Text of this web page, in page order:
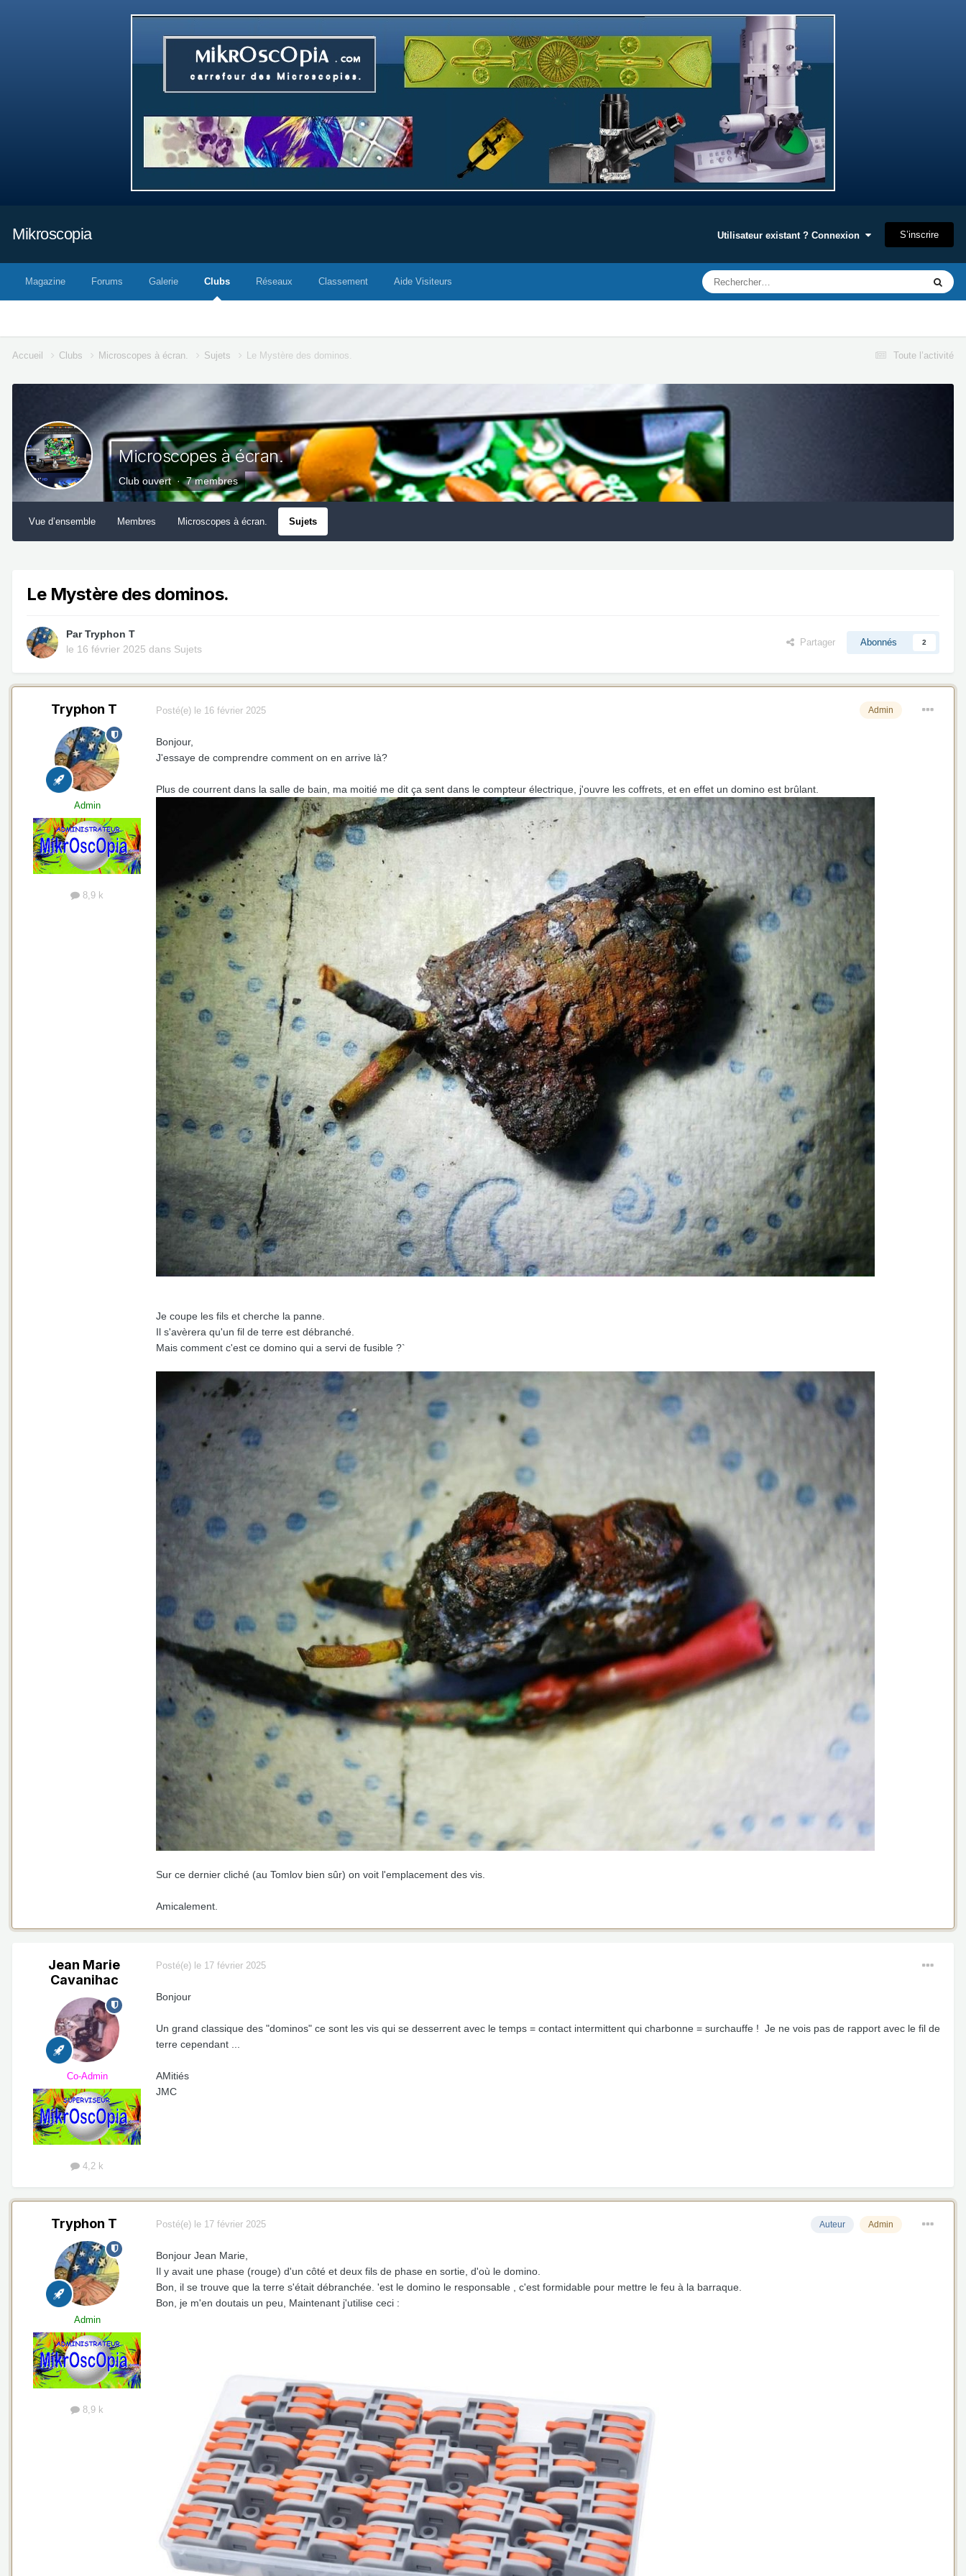
Mikroscopia Utilisateur existant ? Connexion S’inscrire
Magazine Forums Galerie Clubs Réseaux Classement Aide Visiteurs
Toute l’activité
Accueil Clubs Microscopes à écran. Sujets Le Mystère des dominos.
Microscopes à écran.
Club ouvert · 7 membres
Vue d’ensemble Membres Microscopes à écran. Sujets
Le Mystère des dominos.
ParTryphon T
le 16 février 2025 dans Sujets
Partager Abonnés 2
Tryphon T
Admin
8,9 k
Admin
Posté(e) le 16 février 2025
Bonjour,
J'essaye de comprendre comment on en arrive là?
Plus de courrent dans la salle de bain, ma moitié me dit ça sent dans le compteur électrique, j'ouvre les coffrets, et en effet un domino est brûlant.
Je coupe les fils et cherche la panne.
Il s'avèrera qu'un fil de terre est débranché.
Mais comment c'est ce domino qui a servi de fusible ?`
Sur ce dernier cliché (au Tomlov bien sûr) on voit l'emplacement des vis.
Amicalement.
Jean Marie
Cavanihac
Co-Admin
4,2 k
Posté(e) le 17 février 2025
Bonjour
Un grand classique des "dominos" ce sont les vis qui se desserrent avec le temps = contact intermittent qui charbonne = surchauffe ! Je ne vois pas de rapport avec le fil de
terre cependant ...
AMitiés
JMC
Tryphon T
Admin
8,9 k
Auteur Admin
Posté(e) le 17 février 2025
Bonjour Jean Marie,
Il y avait une phase (rouge) d'un côté et deux fils de phase en sortie, d'où le domino.
Bon, il se trouve que la terre s'était débranchée. 'est le domino le responsable , c'est formidable pour mettre le feu à la barraque.
Bon, je m'en doutais un peu, Maintenant j'utilise ceci :